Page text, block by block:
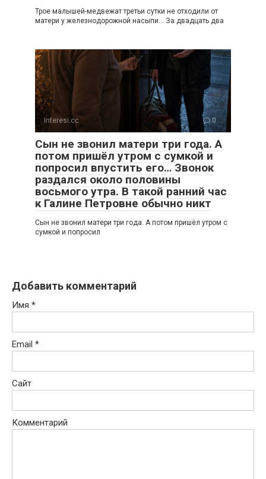
Трое малышей-медвежат третьи сутки не отходили от
матери у железнодорожной насыпи… За двадцать два
Interesi.cc 0
Сын не звонил матери три года. А
потом пришёл утром с сумкой и
попросил впустить его… Звонок
раздался около половины
восьмого утра. В такой ранний час
к Галине Петровне обычно никт
Сын не звонил матери три года. А потом пришёл утром с
сумкой и попросил
Добавить комментарий
Имя *
Email *
Сайт
Комментарий